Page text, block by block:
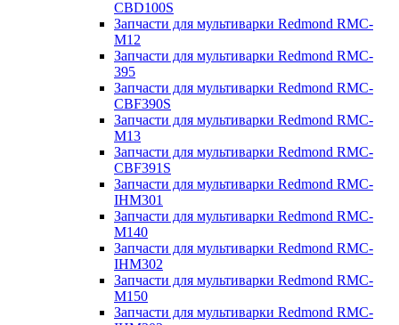
CBD100S
Запчасти для мультиварки Redmond RMC-
M12
Запчасти для мультиварки Redmond RMC-
395
Запчасти для мультиварки Redmond RMC-
CBF390S
Запчасти для мультиварки Redmond RMC-
M13
Запчасти для мультиварки Redmond RMC-
CBF391S
Запчасти для мультиварки Redmond RMC-
IHM301
Запчасти для мультиварки Redmond RMC-
M140
Запчасти для мультиварки Redmond RMC-
IHM302
Запчасти для мультиварки Redmond RMC-
M150
Запчасти для мультиварки Redmond RMC-